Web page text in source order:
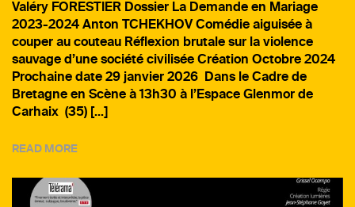
Valéry FORESTIER Dossier La Demande en Mariage
2023-2024 Anton TCHEKHOV Comédie aiguisée à
couper au couteau Réflexion brutale sur la violence
sauvage d’une société civilisée Création Octobre 2024
Prochaine date 29 janvier 2026 Dans le Cadre de
Bretagne en Scène à 13h30 à l’Espace Glenmor de
Carhaix (35) […]
READ MORE